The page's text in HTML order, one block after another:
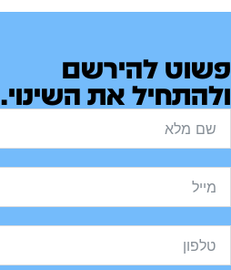
פשוט להירשם
ולהתחיל את השינוי.